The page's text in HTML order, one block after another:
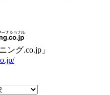
ング.co.jp」